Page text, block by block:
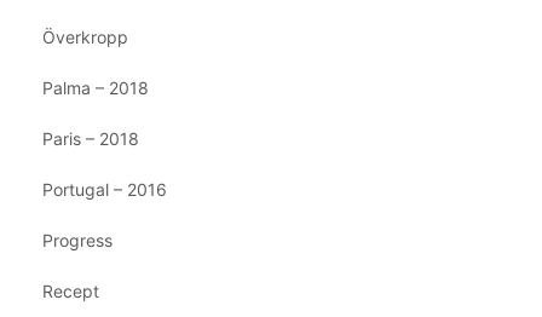
Överkropp
Palma – 2018
Paris – 2018
Portugal – 2016
Progress
Recept